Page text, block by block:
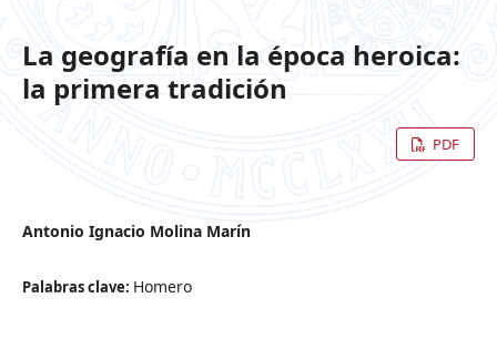
La geografía en la época heroica:
la primera tradición
PDF
Antonio Ignacio Molina Marín
Palabras clave: Homero